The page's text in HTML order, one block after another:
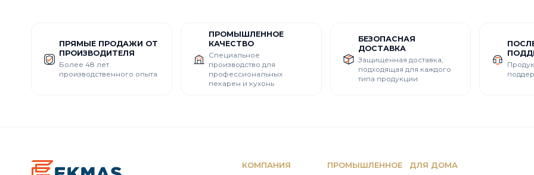
ПРЯМЫЕ ПРОДАЖИ ОТ
ПРОИЗВОДИТЕЛЯ
Более 48 лет
производственного опыта
ПРОМЫШЛЕННОЕ
КАЧЕСТВО
Специальное
производство для
профессиональных
пекарен и кухонь
БЕЗОПАСНАЯ
ДОСТАВКА
Защищенная доставка,
подходящая для каждого
типа продукции
КОМПАНИЯ ПРОМЫШЛЕННОЕ ДЛЯ ДОМА